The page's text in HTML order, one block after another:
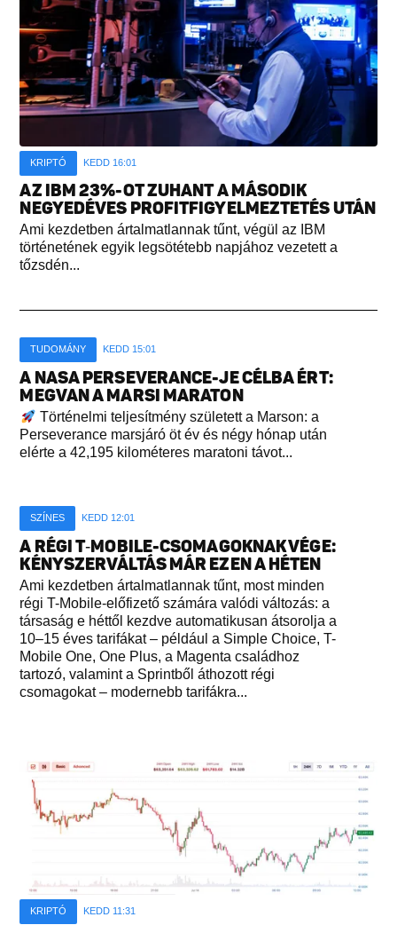
KRIPTÓ KEDD 16:01
AZ IBM 23%-OT ZUHANT A MÁSODIK
NEGYEDÉVES PROFITFIGYELMEZTETÉS UTÁN
Ami kezdetben ártalmatlannak tűnt, végül az IBM
történetének egyik legsötétebb napjához vezetett a
tőzsdén...
TUDOMÁNY KEDD 15:01
A NASA PERSEVERANCE-JE CÉLBA ÉRT:
MEGVAN A MARSI MARATON
Történelmi teljesítmény született a Marson: a
Perseverance marsjáró öt év és négy hónap után
elérte a 42,195 kilométeres maratoni távot...
SZÍNES KEDD 12:01
A RÉGI T‑MOBILE-CSOMAGOKNAK VÉGE:
KÉNYSZERVÁLTÁS MÁR EZEN A HÉTEN
Ami kezdetben ártalmatlannak tűnt, most minden
régi T-Mobile-előfizető számára valódi változás: a
társaság e héttől kezdve automatikusan átsorolja a
10–15 éves tarifákat – például a Simple Choice, T-
Mobile One, One Plus, a Magenta családhoz
tartozó, valamint a Sprintből áthozott régi
csomagokat – modernebb tarifákra...
KRIPTÓ KEDD 11:31